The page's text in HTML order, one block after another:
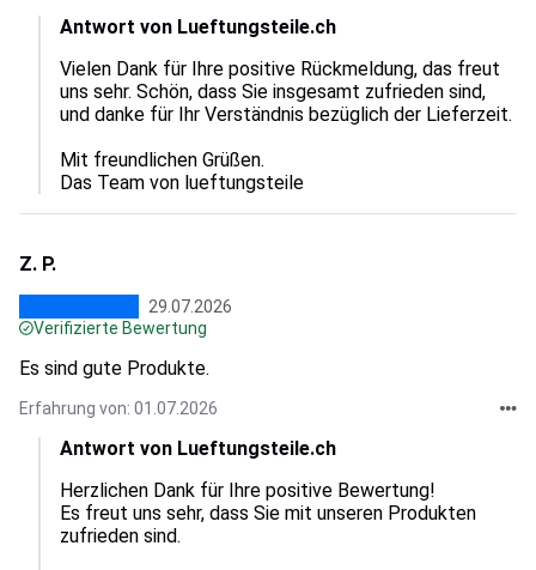
Antwort von Lueftungsteile.ch
Vielen Dank für Ihre positive Rückmeldung, das freut
uns sehr. Schön, dass Sie insgesamt zufrieden sind,
und danke für Ihr Verständnis bezüglich der Lieferzeit.
Mit freundlichen Grüßen.
Das Team von lueftungsteile
Z. P.
29.07.2026
Verifizierte Bewertung
Es sind gute Produkte.
Erfahrung von: 01.07.2026
Antwort von Lueftungsteile.ch
Herzlichen Dank für Ihre positive Bewertung!
Es freut uns sehr, dass Sie mit unseren Produkten
zufrieden sind.